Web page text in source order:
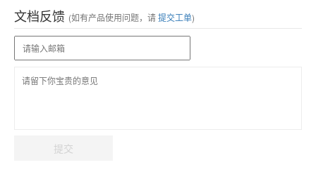
文档反馈 (如有产品使用问题，请提交工单)
提交